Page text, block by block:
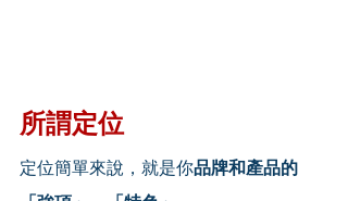
所謂定位
定位簡單來說，就是你品牌和產品的